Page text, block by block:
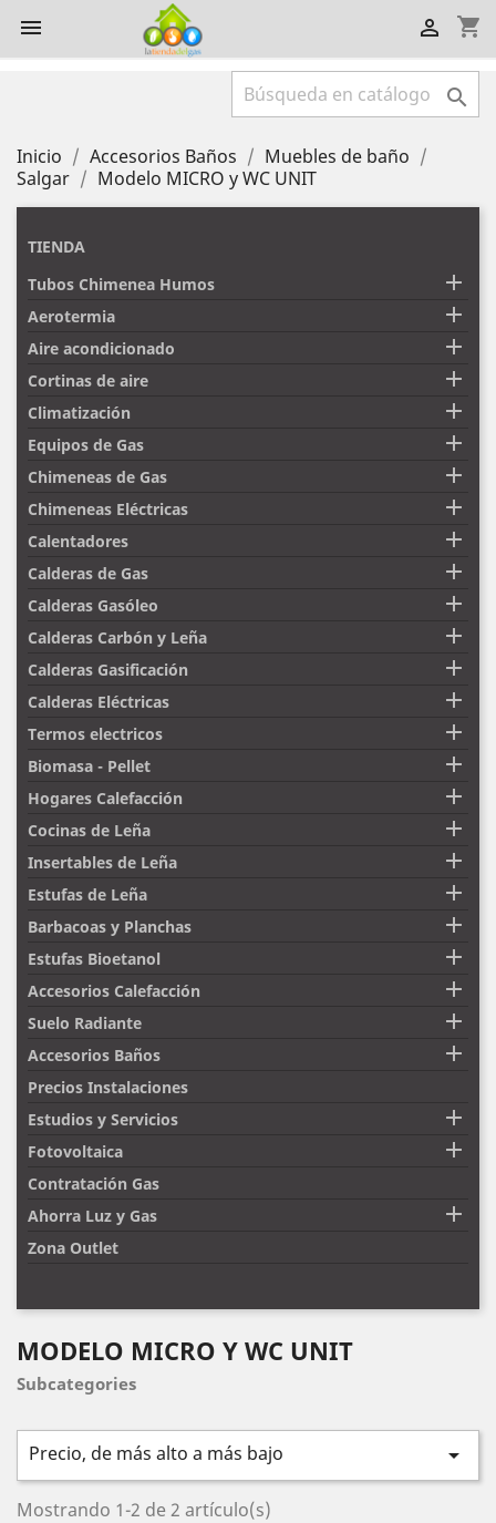
 shopping_cart


Inicio Accesorios Baños
Muebles de baño
Salgar
Modelo MICRO y WC UNIT
TIENDA
Tubos Chimenea Humos

Aerotermia 
Aire acondicionado 
Cortinas de aire 
Climatización 
Equipos de Gas 
Chimeneas de Gas 
Chimeneas Eléctricas 
Calentadores 
Calderas de Gas 
Calderas Gasóleo 
Calderas Carbón y Leña 
Calderas Gasificación 
Calderas Eléctricas 
Termos electricos 
Biomasa - Pellet 
Hogares Calefacción 
Cocinas de Leña 
Insertables de Leña 
Estufas de Leña 
Barbacoas y Planchas 
Estufas Bioetanol 
Accesorios Calefacción 
Suelo Radiante 
Accesorios Baños 
Precios Instalaciones
Estudios y Servicios

Fotovoltaica 
Contratación Gas
Ahorra Luz y Gas

Zona Outlet
MODELO MICRO Y WC UNIT
Subcategories
Precio, de más alto a más bajo 
Mostrando 1-2 de 2 artículo(s)